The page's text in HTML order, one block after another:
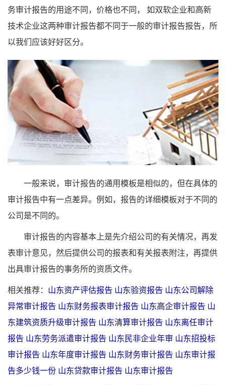
务审计报告的用途不同，价格也不同， 如双软企业和高新
技术企业这两种审计报告都不同于一般的审计报告报告，所
以我们应该好好区分。
一般来说，审计报告的通用模板是相似的，但在具体的
审计报告中有一点差异。例如，报告的详细模板对于不同的
公司是不同的。
审计报告的内容基本上是先介绍公司的有关情况，再发
表审计意见，然后提供公司的报表和有关报表附注，再提供
出具审计报告的事务所的资质文件。
相关推荐： 山东资产评估报告 山东验资报告 山东公司解除
异常审计报告 山东财务报表审计报告 山东高企审计报告 山
东建筑资质升级审计报告 山东清算审计报告 山东离任审计
报告 山东劳务派遣审计报告 山东民非企业年审 山东招投标
审计报告 山东年度审计报告 山东财务审计报告 山东审计报
告多少钱一份 山东贷款审计报告 山东审计报告